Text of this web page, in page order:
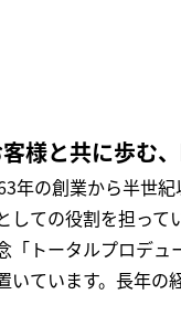
様と共に歩む
年の創業から半世
ての役割を担って
「トータルプロデ
いています。長年